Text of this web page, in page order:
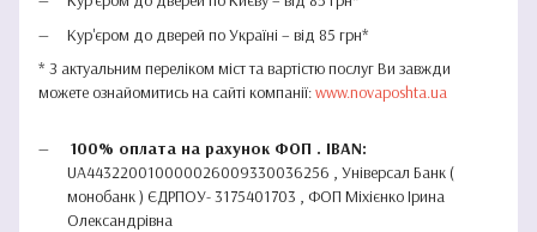
Кур'єром до дверей по Україні – від 85 грн*
* З актуальним переліком міст та вартістю послуг Ви завжди
можете ознайомитись на сайті компанії:www.novaposhta.ua
100% оплата на рахунок ФОП . IBAN:
UA443220010000026009330036256 , Універсал Банк (
монобанк ) ЄДРПОУ- 3175401703 , ФОП Міхієнко Ірина
Олександрівна